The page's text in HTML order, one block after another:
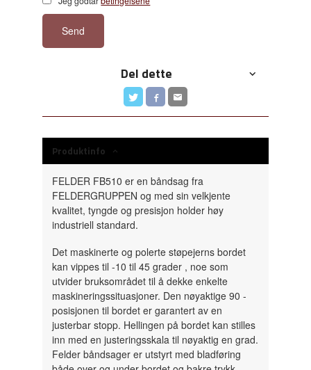
Send
Del dette
Produktinfo
FELDER FB510 er en båndsag fra
FELDERGRUPPEN og med sin velkjente
kvalitet, tyngde og presisjon holder høy
industriell standard.
Det maskinerte og polerte støpejerns bordet
kan vippes til -10 til 45 grader , noe som
utvider bruksområdet til å dekke enkelte
maskineringssituasjoner. Den nøyaktige 90 -
posisjonen til bordet er garantert av en
justerbar stopp. Hellingen på bordet kan stilles
inn med en justeringsskala til nøyaktig en grad.
Felder båndsager er utstyrt med bladføring